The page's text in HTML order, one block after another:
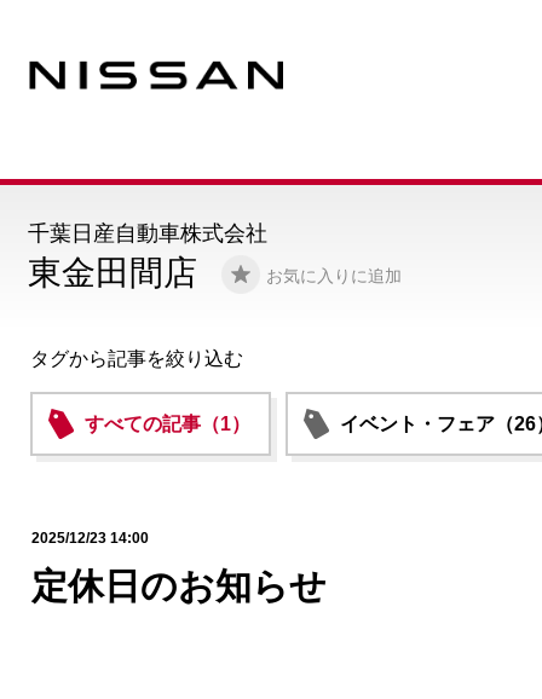
東金田間店 お気に入りに追加
千葉日産自動車株式会社
タグから記事を絞り込む
すべての記事（1） イベント・フェア（26
2025/12/23 14:00
定休日のお知らせ